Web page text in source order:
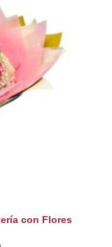
con Flores